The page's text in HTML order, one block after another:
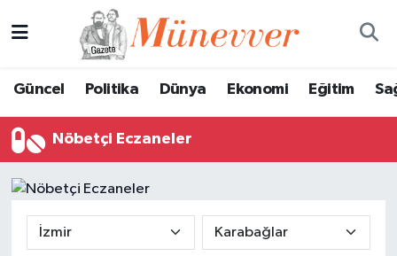
Güncel Politika Dünya Ekonomi Eğitim
Nöbetçi Eczaneler
Eğitim
Tüm Manşetler